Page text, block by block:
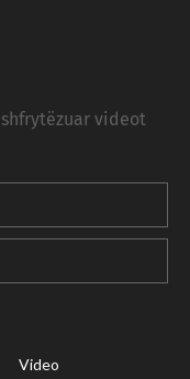
videot
Video